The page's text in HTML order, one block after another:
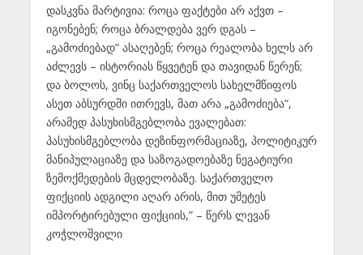
დასკვნა მარტივია: როცა ფაქტები არ აქვთ –
იგონებენ; როცა ბრალდება ვერ დგას –
„გამოძიებად“ ასაღებენ; როცა რეალობა ხელს არ
აძლევს – ისტორიას წყვეტენ და თავიდან წერენ;
და ბოლოს, ვინც საქართველოს სახელმწიფოს
ასეთ აბსურდში ითრევს, მათ არა „გამოძიება“,
არამედ პასუხისმგებლობა ევალებათ:
პასუხისმგებლობა დეზინფორმაციაზე, პოლიტიკურ
მანიპულაციაზე და საზოგადოებაზე ნეგატიური
ზემოქმედების მცდელობაზე. საქართველო
ფიქციის ადგილი აღარ არის, მით უმეტეს
იმპორტირებული ფიქციის,” – წერს ლევან
კოჭლოშვილი